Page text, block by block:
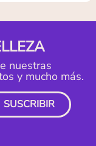
nuestras
y mucho más.
SUSCRIBIR